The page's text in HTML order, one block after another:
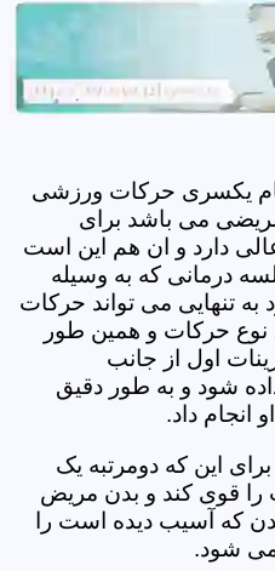
یکسری حرکات ورزشی
می باشد برای
دارد و ان هم این است
درمانی که به وسیله
به تنهایی می تواند حرکات
نوع حرکات و همین طور
اول از جانب
شود و به طور دقیق
انجام داد.
این که دومرتبه یک
قوی کند و بدن مریض
که آسیب دیده است را
می شود.